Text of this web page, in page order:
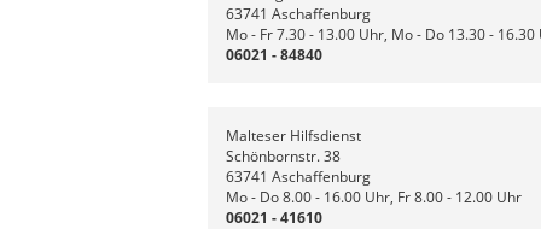
63741 Aschaffenburg
Mo - Fr 7.30 - 13.00 Uhr, Mo - Do 13.30 - 16.30
06021 - 84840
Malteser Hilfsdienst
Schönbornstr. 38
63741 Aschaffenburg
Mo - Do 8.00 - 16.00 Uhr, Fr 8.00 - 12.00 Uhr
06021 - 41610